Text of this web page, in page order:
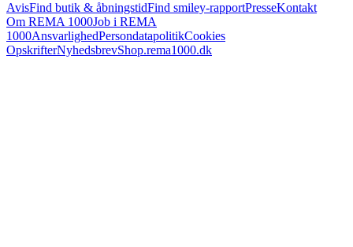
AvisFind butik & åbningstidFind smiley-rapportPresseKontakt
Om REMA 1000Job i REMA
1000AnsvarlighedPersondatapolitikCookies
OpskrifterNyhedsbrevShop.rema1000.dk